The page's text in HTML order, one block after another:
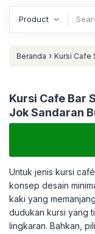
Beranda › Kursi Cafe
Kursi Cafe Bar
Jok Sandaran
Untuk jenis kursi
konsep desain
kaki yang
dudukan kursi yang
lingkaran. Bahkan,